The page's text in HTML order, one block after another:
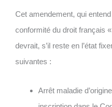
Cet amendement, qui
conformité du droit français
devrait, s’il reste en l’état
suivantes :
Arrêt maladie